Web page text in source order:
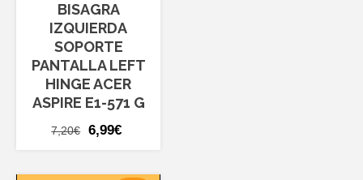
BISAGRA
IZQUIERDA
SOPORTE
PANTALLA LEFT
HINGE ACER
ASPIRE E1-571 G
7,20€
El
6,99€